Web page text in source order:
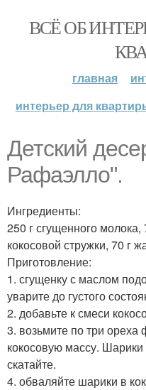
ВСЁ ОБ
главная
интерьер для
Детский
Рафаэлло".
Ингредиенты:
250 г сгущенного молока,
кокосовой стружки, 70 г
Приготовление:
1. сгущенку с маслом
уварите до густого
2. добавьте к смеси
3. возьмите по три ореха
кокосовую массу.
скатайте.
4. обваляйте шарики в